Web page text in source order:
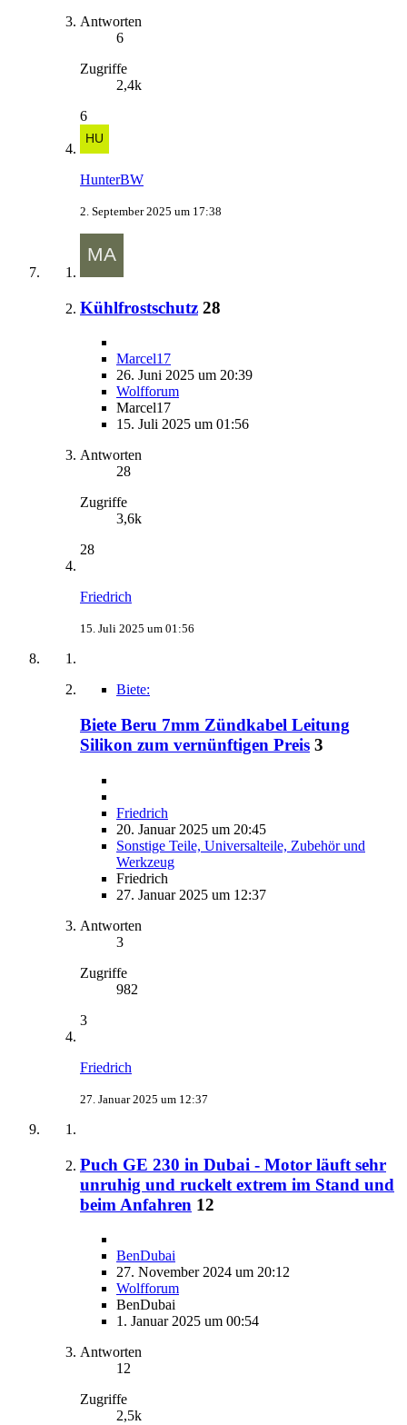
Antworten
6
Zugriffe
2,4k
6
HunterBW
2. September 2025 um 17:38
Kühlfrostschutz 28
Marcel17
26. Juni 2025 um 20:39
Wolfforum
Marcel17
15. Juli 2025 um 01:56
Antworten
28
Zugriffe
3,6k
28
Friedrich
15. Juli 2025 um 01:56
Biete:
Biete Beru 7mm Zündkabel Leitung
Silikon zum vernünftigen Preis 3
Friedrich
20. Januar 2025 um 20:45
Sonstige Teile, Universalteile, Zubehör und
Werkzeug
Friedrich
27. Januar 2025 um 12:37
Antworten
3
Zugriffe
982
3
Friedrich
27. Januar 2025 um 12:37
Puch GE 230 in Dubai - Motor läuft sehr
unruhig und ruckelt extrem im Stand und
beim Anfahren 12
BenDubai
27. November 2024 um 20:12
Wolfforum
BenDubai
1. Januar 2025 um 00:54
Antworten
12
Zugriffe
2,5k